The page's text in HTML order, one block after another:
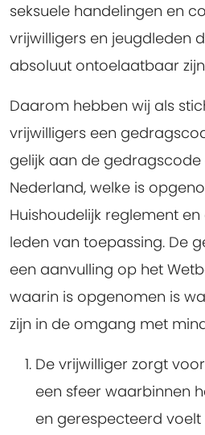
seksuele handelingen en
vrijwilligers en jeugdleden
absoluut ontoelaatbaar
Daarom hebben wij als
vrijwilligers een
gelijk aan de gedragscode
Nederland, welke is
Huishoudelijk reglement
leden van toepassing. De
een aanvulling op het
waarin is opgenomen is
zijn in de omgang met
De vrijwilliger zorgt
een sfeer waarbinnen
en gerespecteerd voelt